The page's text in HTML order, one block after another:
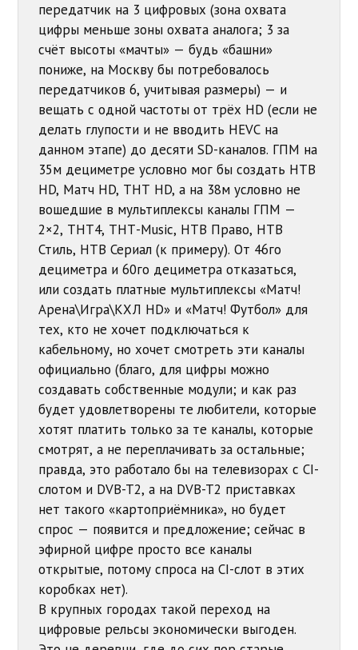
передатчик на 3 цифровых (зона охвата
цифры меньше зоны охвата аналога; 3 за
счёт высоты «мачты» — будь «башни»
пониже, на Москву бы потребовалось
передатчиков 6, учитывая размеры) — и
вещать с одной частоты от трёх HD (если не
делать глупости и не вводить HEVC на
данном этапе) до десяти SD-каналов. ГПМ на
35м дециметре условно мог бы создать НТВ
HD, Матч HD, ТНТ HD, а на 38м условно не
вошедшие в мультиплексы каналы ГПМ —
2×2, ТНТ4, ТНТ-Music, НТВ Право, НТВ
Стиль, НТВ Сериал (к примеру). От 46го
дециметра и 60го дециметра отказаться,
или создать платные мультиплексы «Матч!
Арена\Игра\КХЛ HD» и «Матч! Футбол» для
тех, кто не хочет подключаться к
кабельному, но хочет смотреть эти каналы
официально (благо, для цифры можно
создавать собственные модули; и как раз
будет удовлетворены те любители, которые
хотят платить только за те каналы, которые
смотрят, а не переплачивать за остальные;
правда, это работало бы на телевизорах с CI-
слотом и DVB-T2, а на DVB-T2 приставках
нет такого «картоприёмника», но будет
спрос — появится и предложение; сейчас в
эфирной цифре просто все каналы
открытые, потому спроса на CI-слот в этих
коробках нет).
В крупных городах такой переход на
цифровые рельсы экономически выгоден.